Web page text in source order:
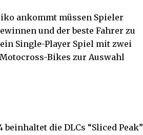
ankommt müssen Spieler
und der beste Fahrer zu
Single-Player Spiel mit zwei
Bikes zur Auswahl
die DLCs “Sliced Peak”